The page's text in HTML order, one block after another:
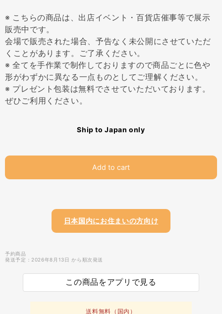
※ こちらの商品は、出店イベント・百貨店催事等で展示
販売中です。
会場で販売された場合、予告なく未公開にさせていただ
くことがあります。ご了承ください。
※ 全てを手作業で制作しておりますので商品ごとに色や
形がわずかに異なる一点ものとしてご理解ください。
※ プレゼント包装は無料でさせていただいております。
ぜひご利用ください。
Ship to Japan only
Add to cart
日本国内にお住まいの方向け
予約商品
発送予定：2026年8月13日 から順次発送
この商品をアプリで見る
送料無料（国内）